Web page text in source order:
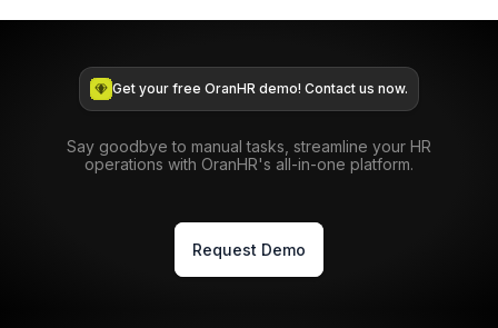
Get your free OranHR demo! Contact us now.
Say goodbye to manual tasks, streamline your HR
operations with OranHR's all-in-one platform.
Request Demo